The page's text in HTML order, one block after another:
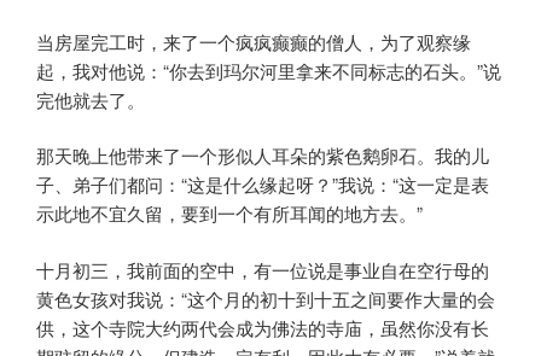
当房屋完工时，来了一个疯疯癫癫的僧人，为了观察缘
起，我对他说：“你去到玛尔河里拿来不同标志的石头。”说
完他就去了。
那天晚上他带来了一个形似人耳朵的紫色鹅卵石。我的儿
子、弟子们都问：“这是什么缘起呀？”我说：“这一定是表
示此地不宜久留，要到一个有所耳闻的地方去。”
十月初三，我前面的空中，有一位说是事业自在空行母的
黄色女孩对我说：“这个月的初十到十五之间要作大量的会
供，这个寺院大约两代会成为佛法的寺庙，虽然你没有长